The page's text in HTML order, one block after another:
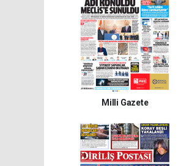
Milli Gazete